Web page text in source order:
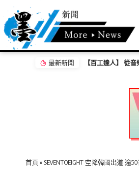
最新新聞 基隆長庚成立全
首頁 » SEVENTOEIGHT 空降韓國出道